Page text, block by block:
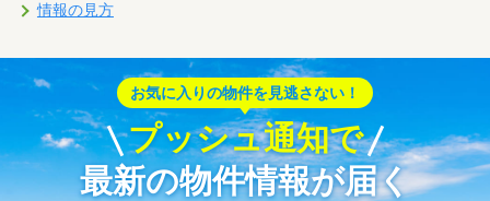
情報の見方
お気に入りの物件を見逃さない！
プッシュ通知で
最新の物件情報が届く